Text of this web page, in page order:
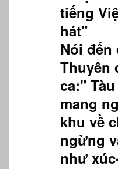
tiếng
hát"
Nói đến
Thuyên
ca:"
mang
khu về
ngừng
như